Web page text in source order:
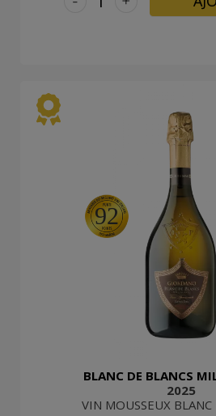
92
BLANC DE BLANCS
2025
VIN MOUSSEUX BLANC